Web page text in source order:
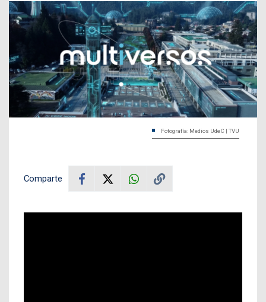
Fotografía: Medios UdeC | TVU
Comparte